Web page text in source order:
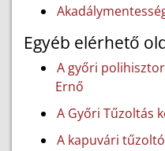
Egyéb elérhető
A győri
Ernő
A Győri Tűzoltás
A kapuvári